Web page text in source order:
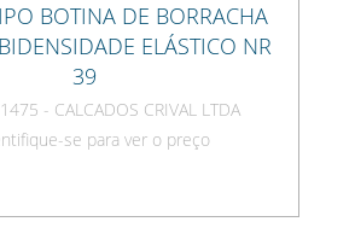
BOTINA DE BORRACHA
ELÁSTICO NR
39
- CALCADOS CRIVAL LTDA
se para ver o preço